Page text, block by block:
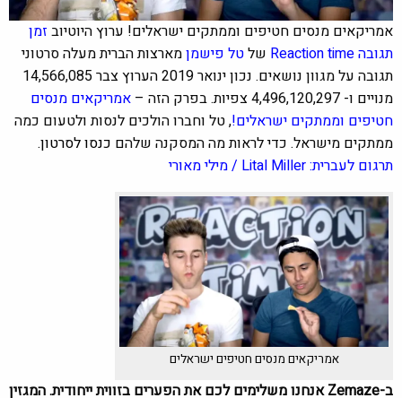
אמריקאים מנסים חטיפים וממתקים ישראלים! ערוץ היוטיובזמן
תגובה Reaction time
שלטל פישמןמארצות הברית מעלה סרטוני
תגובה על מגוון נושאים. נכון ינואר 2019 הערוץ צבר 14,566,085
מנויים ו- 4,496,120,297 צפיות. בפרק הזה –
אמריקאים מנסים
חטיפים וממתקים ישראלים!, טל וחברו הולכים לנסות ולטעום כמה
ממתקים מישראל. כדי לראות מה המסקנה שלהםכנסו לסרטון.
תרגום לעברית:Lital Miller / מילי מאורי
אמריקאים מנסים חטיפים ישראלים
ב-Zemaze אנחנו משלימים לכם את הפערים בזווית ייחודית. המגזין